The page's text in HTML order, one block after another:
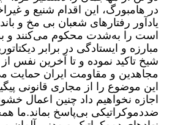
در هامبورگ، این اقدام شنیع و
یادآور رفتارهای شعبان بی مخ و
است را به‌شدت محکوم می‌کنند و
مبارزه و ایستادگی در برابر
شیخ تاکید نموده و تا آخرین نفس
مجاهدین و مقاومت ایران حمایت
این موضوع را از مجاری قانونی
اجازه نخواهیم داد چنین اعمال
ضددموکراتیکی بی‌پاسخ بماند.ما